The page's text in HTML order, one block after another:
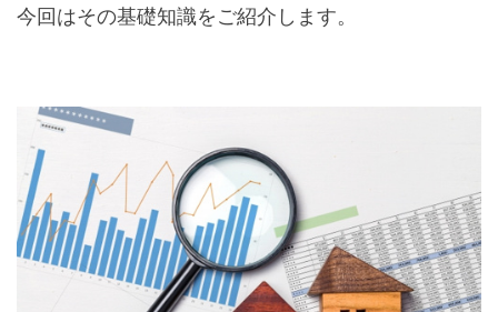
今回はその基礎知識をご紹介します。